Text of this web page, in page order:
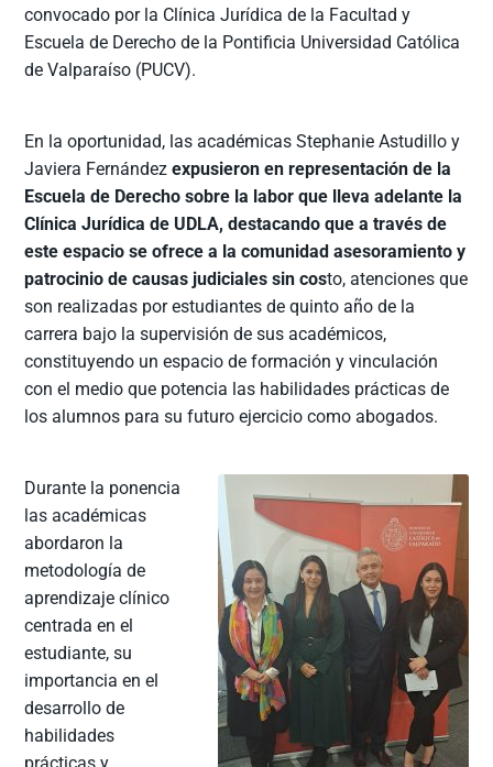
convocado por la Clínica Jurídica de la Facultad y
Escuela de Derecho de la Pontificia Universidad Católica
de Valparaíso (PUCV).
En la oportunidad, las académicas Stephanie Astudillo y
Javiera Fernándezexpusieron en representación de la
Escuela de Derecho sobre la labor que lleva adelante la
Clínica Jurídica de UDLA, destacando que a través de
este espacio se ofrece a la comunidad asesoramiento y
patrocinio de causas judiciales sin costo, atenciones que
son realizadas por estudiantes de quinto año de la
carrera bajo la supervisión de sus académicos,
constituyendo un espacio de formación y vinculación
con el medio que potencia las habilidades prácticas de
los alumnos para su futuro ejercicio como abogados.
Durante la ponencia
las académicas
abordaron la
metodología de
aprendizaje clínico
centrada en el
estudiante, su
importancia en el
desarrollo de
habilidades
prácticas y